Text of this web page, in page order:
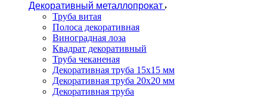
Декоративный металлопрокат
Труба витая
Полоса декоративная
Виноградная лоза
Квадрат декоративный
Труба чеканеная
Декоративная труба 15х15 мм
Декоративная труба 20х20 мм
Декоративная труба